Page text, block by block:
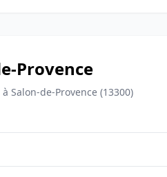
Provence
Salon-de-Provence (13300)